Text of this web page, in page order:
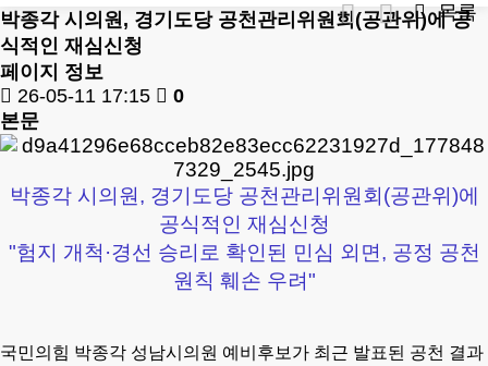
목록
박종각 시의원, 경기도당 공천관리위원회(공관위)에 공
식적인 재심신청
페이지 정보
26-05-11 17:15
0
본문
박종각 시의원, 경기도당 공천관리위원회(공관위)에
공식적인 재심신청
"험지 개척·경선 승리로 확인된 민심 외면, 공정 공천
원칙 훼손 우려"
국민의힘 박종각 성남시의원 예비후보가 최근 발표된 공천 결과